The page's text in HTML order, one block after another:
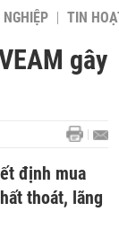
TIN
gây
định mua
thoát, lãng